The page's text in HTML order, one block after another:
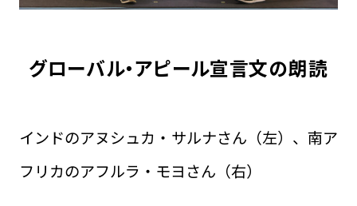
グローバル・アピール宣言文の朗読
インドのアヌシュカ・サルナさん（左）、南ア
フリカのアフルラ・モヨさん（右）